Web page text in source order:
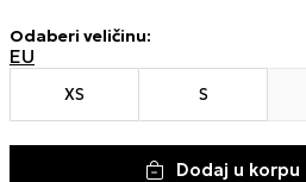
Odaberi veličinu:
EU
XS S
Dodaj u korpu